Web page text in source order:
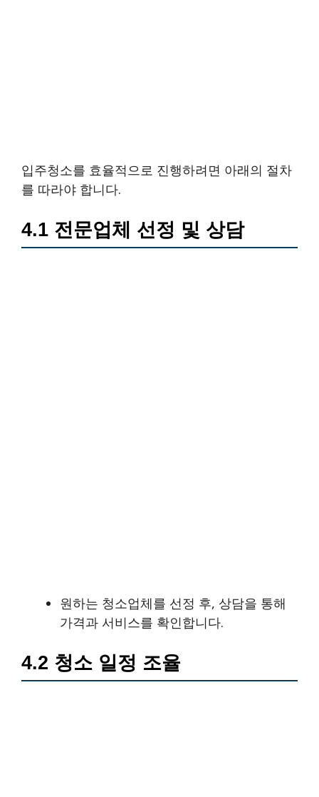
입주청소를 효율적으로 진행하려면 아래의 절차
를 따라야 합니다.
4.1 전문업체 선정 및 상담
원하는 청소업체를 선정 후, 상담을 통해
가격과 서비스를 확인합니다.
4.2 청소 일정 조율